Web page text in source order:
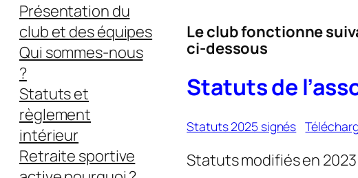
Présentation du
club et des équipes
Qui sommes-nous
?
Statuts et
règlement
intérieur
Retraite sportive
Le club fonctionne
ci-dessous
Statuts de
Statuts 2025 signés
Statuts modifiés en 2023